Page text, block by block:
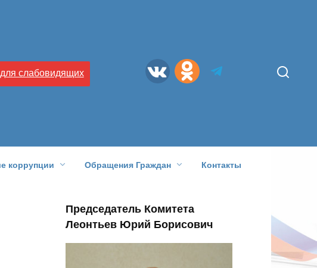
слабовидящих
коррупции Обращения Граждан Контакты
Председатель Комитета
Леонтьев Юрий Борисович